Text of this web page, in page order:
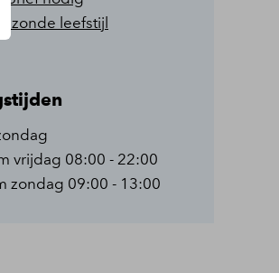
leefstijl
vrijdag 08:00 - 22:00
zondag 09:00 - 13:00